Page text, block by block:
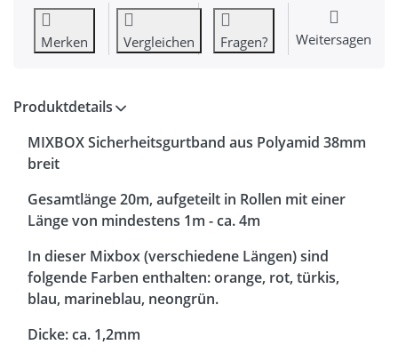
Merken Vergleichen Fragen? Weitersagen
Produktdetails
MIXBOXSicherheitsgurtband aus Polyamid 38mm
breit
Gesamtlänge 20m, aufgeteilt in Rollen mit einer
Länge von mindestens 1m - ca. 4m
In dieser Mixbox (verschiedene Längen) sind
folgende Farben enthalten: orange, rot, türkis,
blau, marineblau, neongrün.
Dicke: ca. 1,2mm